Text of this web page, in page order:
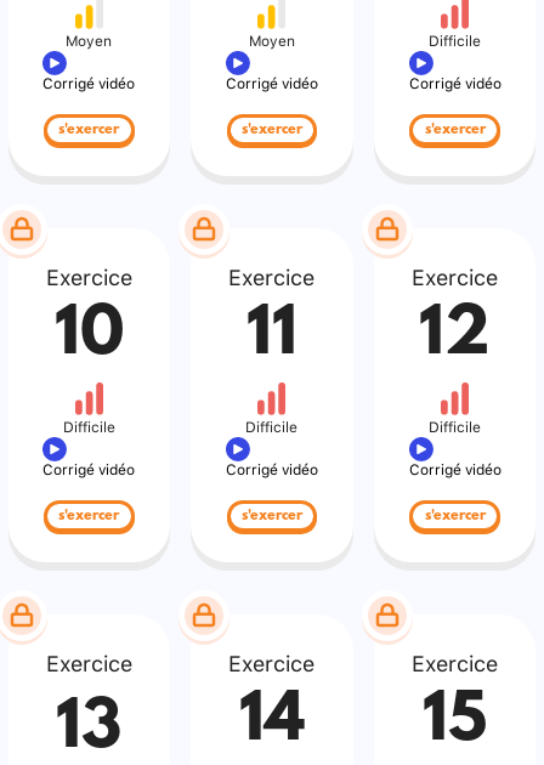
Moyen
Corrigé vidéo
s'exercer
Moyen
Corrigé vidéo
s'exercer
Difficile
Corrigé vidéo
s'exercer
Exercice
10
Difficile
Corrigé vidéo
s'exercer
Exercice
11
Difficile
Corrigé vidéo
s'exercer
Exercice
12
Difficile
Corrigé vidéo
s'exercer
Exercice
13
Exercice
14
Exercice
15